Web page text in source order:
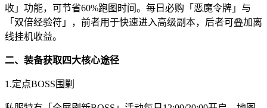
收」功能，可节省60%跑图时间。每日必购「恶魔令牌」与
「双倍经验符」，前者用于快速进入高级副本，后者可叠加离
线挂机收益。
二、装备获取四大核心途径
1.定点BOSS围剿